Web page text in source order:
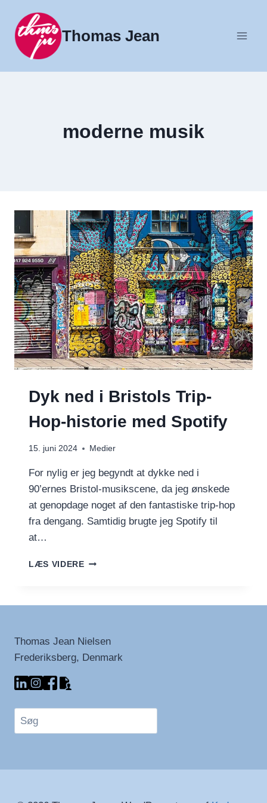
indhold
Thomas Jean
moderne musik
Dyk ned i Bristols Trip-
Hop-historie med Spotify
15. juni 2024 Medier
For nylig er jeg begyndt at dykke ned i
90’ernes Bristol-musikscene, da jeg ønskede
at genopdage noget af den fantastiske trip-hop
fra dengang. Samtidig brugte jeg Spotify til
at…
LÆS VIDEREDYK
HISTORIE
SPOTIFY
Thomas Jean Nielsen
Frederiksberg, Denmark
Søg